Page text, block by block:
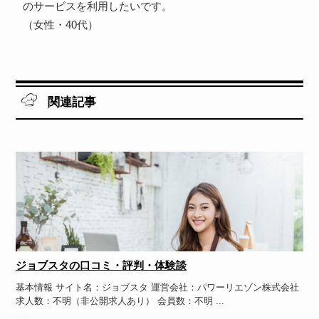
のサービスを利用したいです。
（女性・40代）
関連記事
ジョブスタの口コミ・評判・体験談
基本情報 サイト名：ジョブスタ 運営会社：パワーリエゾン株式会社
求人数：不明（非公開求人あり） 会員数：不明 ...